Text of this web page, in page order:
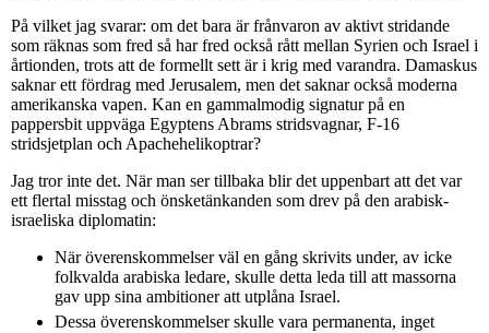
På vilket jag svarar: om det bara är frånvaron av aktivt stridande
som räknas som fred så har fred också rått mellan Syrien och Israel i
årtionden, trots att de formellt sett är i krig med varandra. Damaskus
saknar ett fördrag med Jerusalem, men det saknar också moderna
amerikanska vapen. Kan en gammalmodig signatur på en
pappersbit uppväga Egyptens Abrams stridsvagnar, F-16
stridsjetplan och Apachehelikoptrar?
Jag tror inte det. När man ser tillbaka blir det uppenbart att det var
ett flertal misstag och önsketänkanden som drev på den arabisk-
israeliska diplomatin:
När överenskommelser väl en gång skrivits under, av icke
folkvalda arabiska ledare, skulle detta leda till att massorna
gav upp sina ambitioner att utplåna Israel.
Dessa överenskommelser skulle vara permanenta, inget